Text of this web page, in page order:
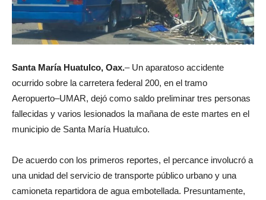
Santa María Huatulco, Oax.– Un aparatoso accidente
ocurrido sobre la carretera federal 200, en el tramo
Aeropuerto–UMAR, dejó como saldo preliminar tres personas
fallecidas y varios lesionados la mañana de este martes en el
municipio de Santa María Huatulco.
De acuerdo con los primeros reportes, el percance involucró a
una unidad del servicio de transporte público urbano y una
camioneta repartidora de agua embotellada. Presuntamente,